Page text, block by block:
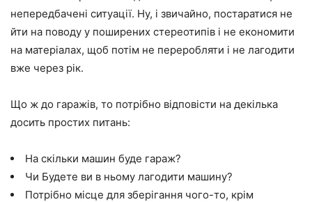
непередбачені ситуації. Ну, і звичайно, постаратися не
йти на поводу у поширених стереотипів і не економити
на матеріалах, щоб потім не переробляти і не лагодити
вже через рік.
Що ж до гаражів, то потрібно відповісти на декілька
досить простих питань:
На скільки машин буде гараж?
Чи Будете ви в ньому лагодити машину?
Потрібно місце для зберігання чого-то, крім